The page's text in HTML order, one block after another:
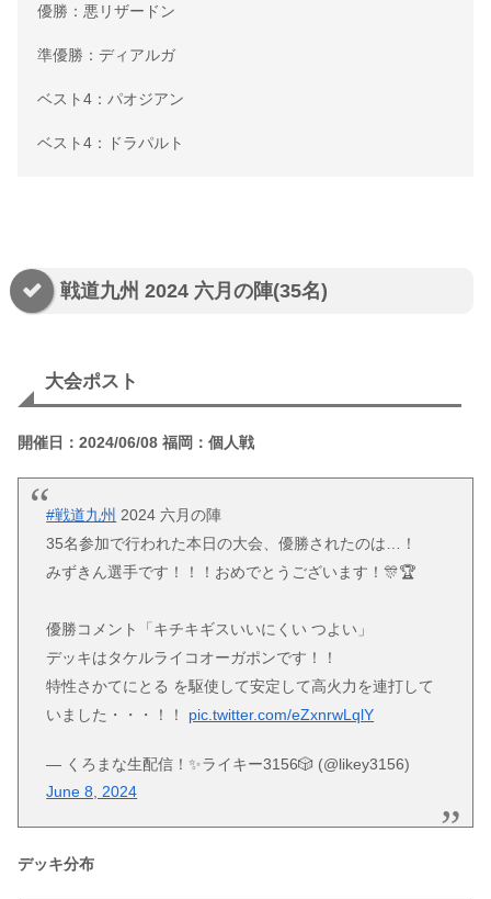
優勝：悪リザードン
準優勝：ディアルガ
ベスト4：パオジアン
ベスト4：ドラパルト
戦道九州 2024 六月の陣(35名)
大会ポスト
開催日：2024/06/08 福岡：個人戦
#戦道九州 2024 六月の陣
35名参加で行われた本日の大会、優勝されたのは…！
みずきん選手です！！！おめでとうございます！🎊🏆
優勝コメント「キチキギスいいにくい つよい」
デッキはタケルライコオーガポンです！！
特性さかてにとる を駆使して安定して高火力を連打して
いました・・・！！ pic.twitter.com/eZxnrwLqlY
— くろまな生配信！✨ライキー3156🎲 (@likey3156)
June 8, 2024
デッキ分布